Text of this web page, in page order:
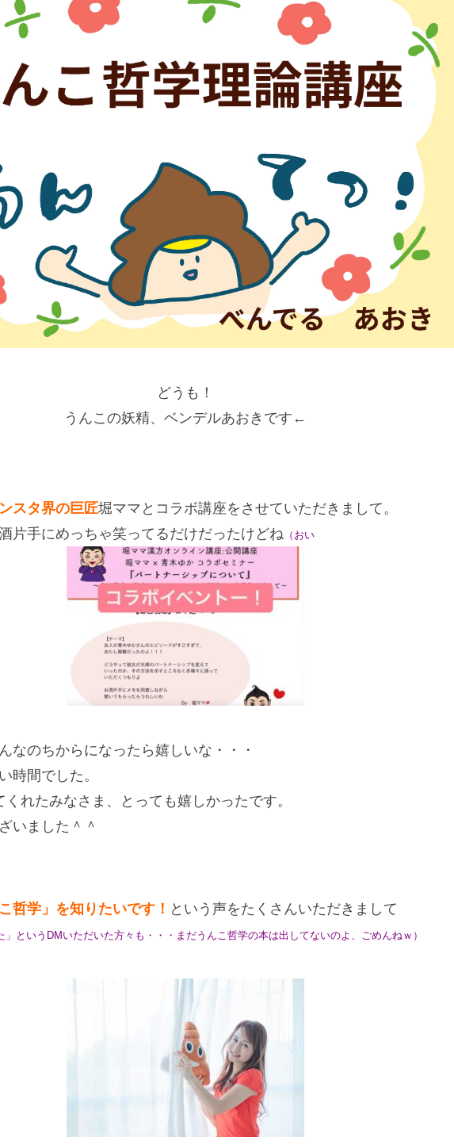
どうも！
うんこの妖精、ベンデルあおきです←
スタ界の巨匠堀ママとコラボ講座をさせていただきまして。
片手にめっちゃ笑ってるだけだったけどね （おい
なのちからになったら嬉しいな・・・
時間でした。
くれたみなさま、とっても嬉しかったです。
いました＾＾
哲学」を知りたいです！ という声をたくさんいただきまして
」というDMいただいた方々も・・・まだうんこ哲学の本は出してないのよ、ごめんねｗ）